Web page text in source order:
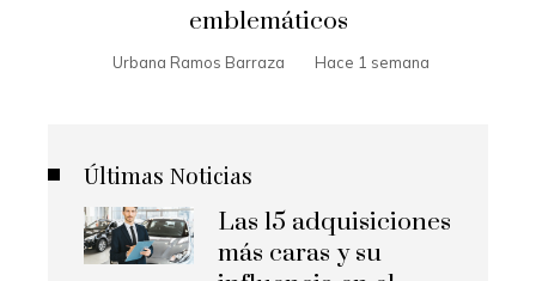
emblemáticos
Urbana Ramos Barraza Hace 1 semana
Últimas Noticias
Las 15 adquisiciones
más caras y su